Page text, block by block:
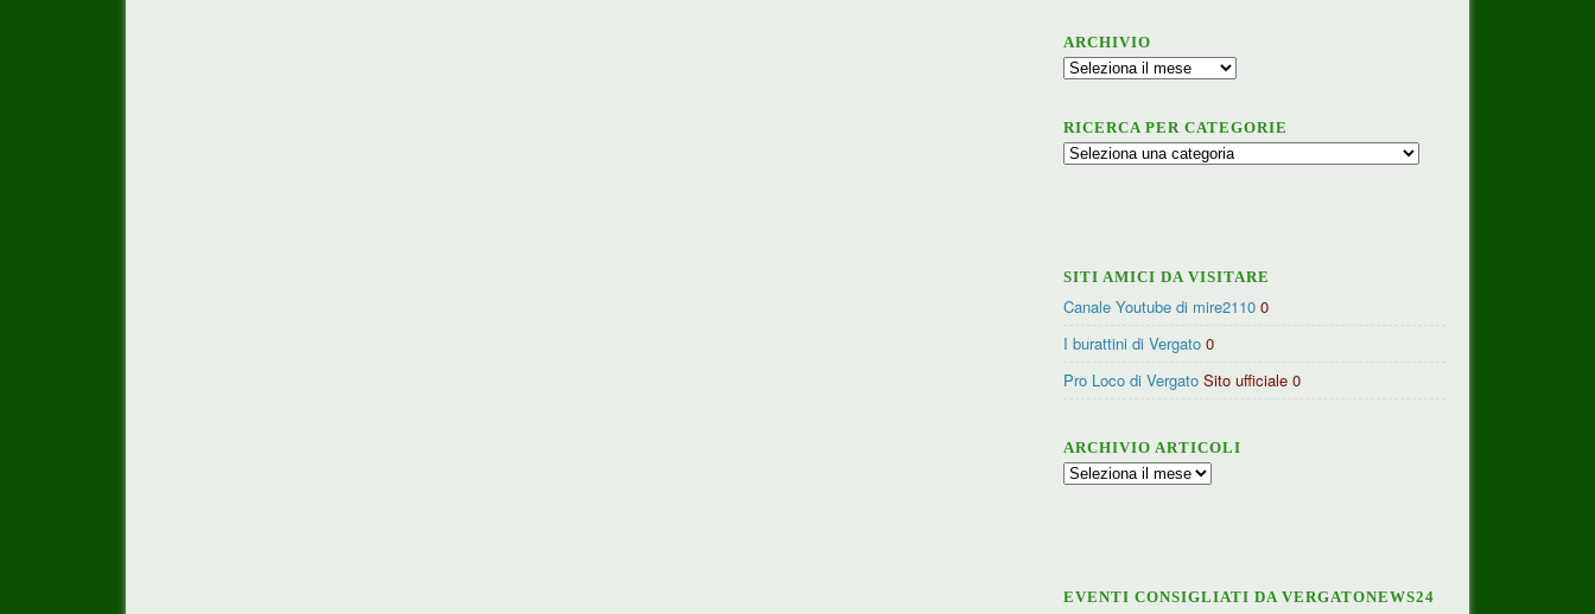
ARCHIVIO
Archivio
RICERCA PER CATEGORIE
Ricerca
SITI AMICI DA VISITARE
Canale Youtube di mire2110 0
I burattini di Vergato 0
Pro Loco di Vergato Sito ufficiale 0
ARCHIVIO ARTICOLI
Archivio
EVENTI CONSIGLIATI DA VERGATONEWS24